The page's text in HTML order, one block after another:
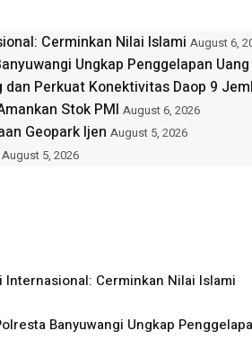
Cerminkan Nilai Islami August 6,
Ungkap Penggelapan
Perkuat Konektivitas Daop 9
Stok PMI August 6, 2026
Geopark Ijen August 5, 2026
August 5, 2026
Cerminkan Nilai Islami
Banyuwangi Ungkap